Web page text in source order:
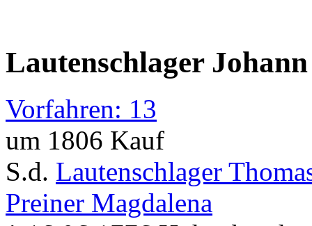
Lautenschlager Johann
Vorfahren: 13
um 1806 Kauf
S.d. Lautenschlager
Preiner Magdalena